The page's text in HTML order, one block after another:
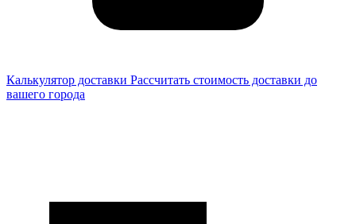
Калькулятор доставки Рассчитать стоимость доставки до
вашего города